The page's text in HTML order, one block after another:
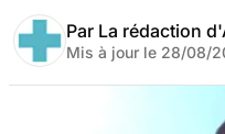
Par La rédaction
Mis à jour le 28/08/